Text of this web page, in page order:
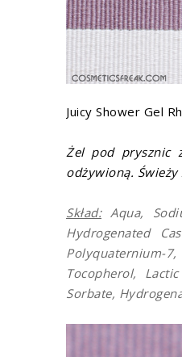
Juicy Shower Gel
Żel pod prysznic
odżywioną.
Skład:Aqua,
Hydrogenated
Polyquaternium-
Tocopherol,
Sorbate,